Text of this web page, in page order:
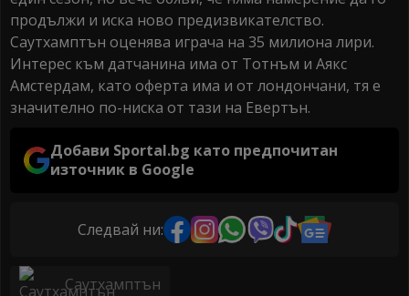
продължи и иска ново предизвикателство.
Саутхамптън оценява играча на 35 милиона лири.
Интерес към датчанина има от Тотнъм и Аякс
Амстердам, като оферта има и от лондончани, тя е
значително по-ниска от тази на Евертън.
Добави Sportal.bg като предпочитан
източник в Google
Следвай ни:
Саутхамптън